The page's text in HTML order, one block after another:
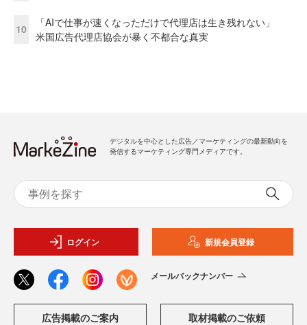
10
「AIで仕事が速くなっただけで代理店は生き残れない」
米国広告代理店協会が暴く不都合な真実
デジタルを中心とした広告／マーケティングの最新動向を
発信するマーケティング専門メディアです。
ログイン 新規会員登録
メールバックナンバー
広告掲載のご案内 取材掲載のご依頼